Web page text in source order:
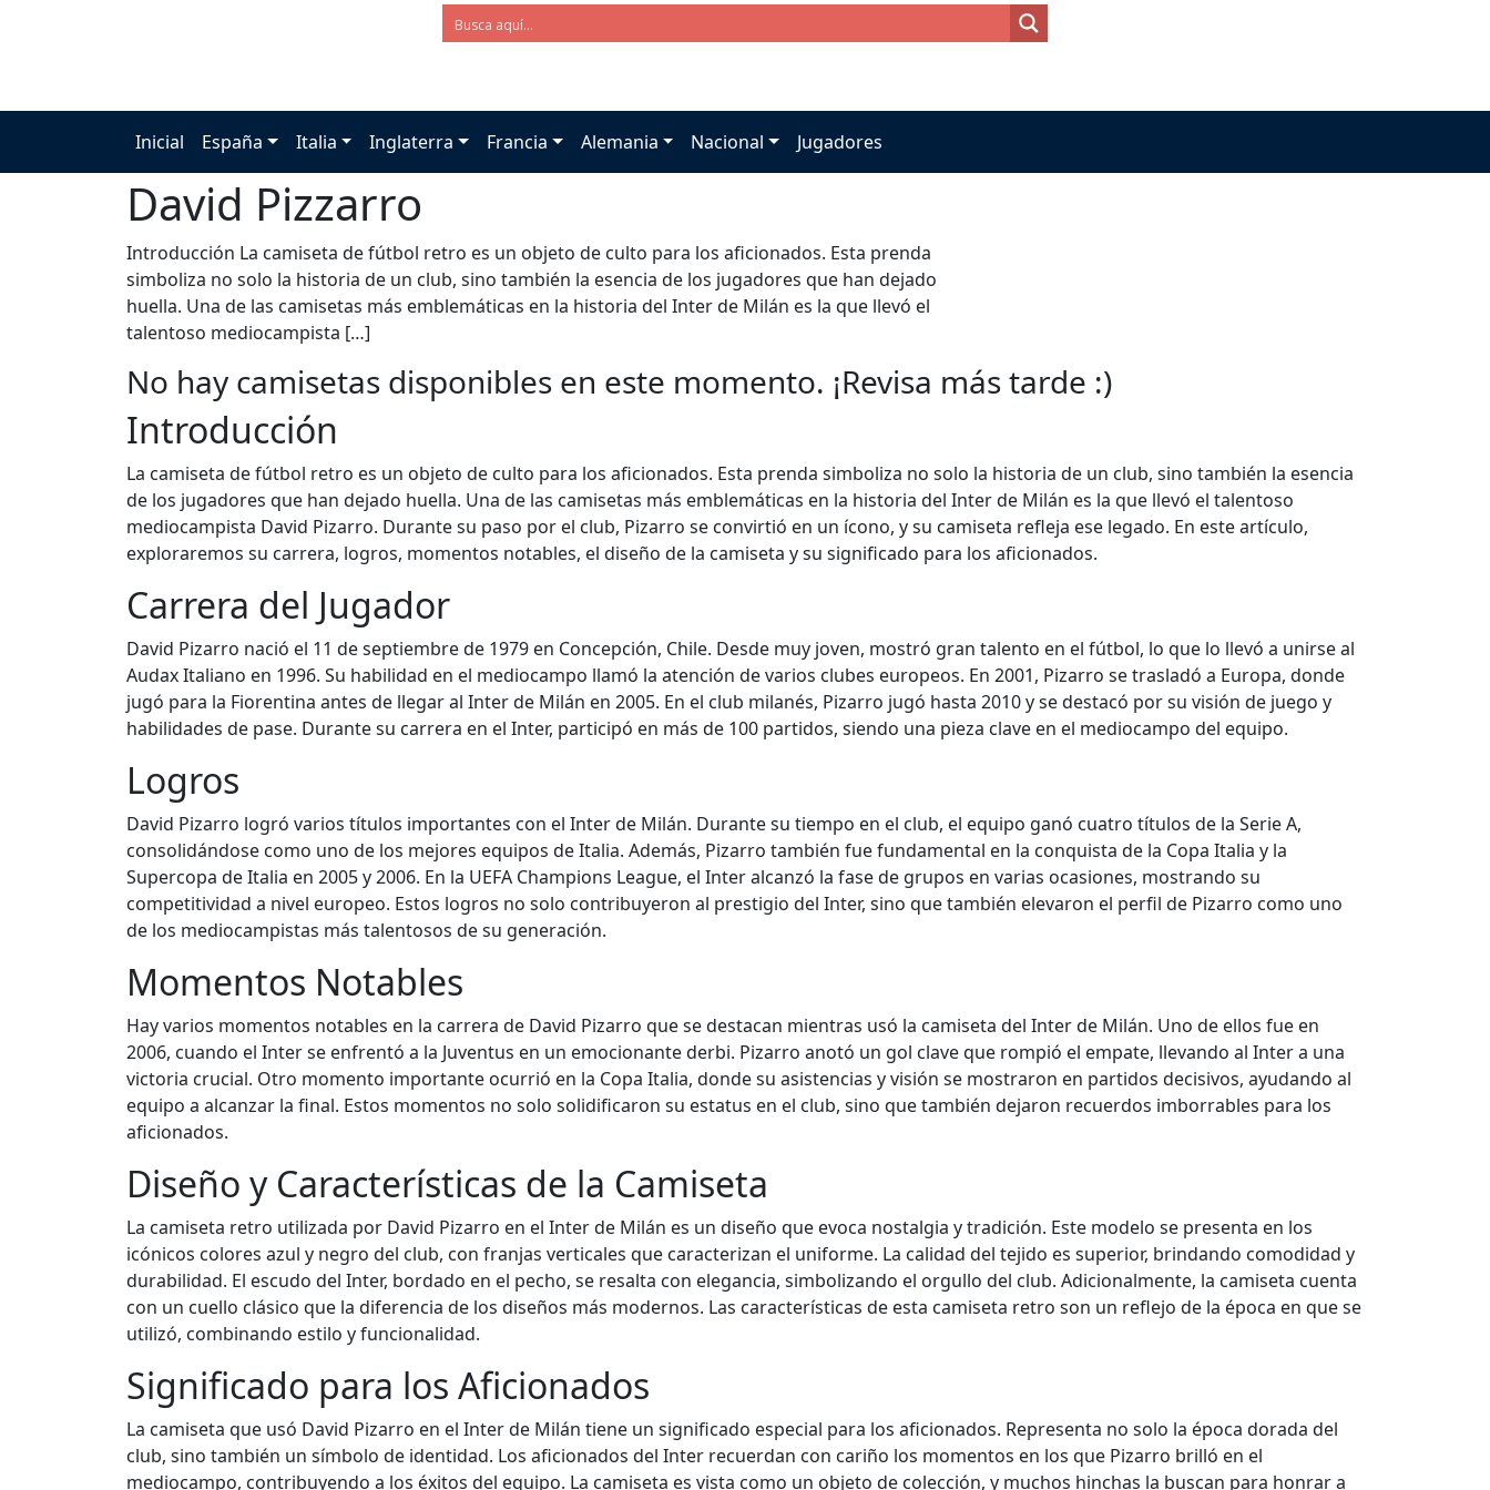
Inicial España Italia Inglaterra Francia Alemania Nacional Jugadores
David Pizzarro
Introducción La camiseta de fútbol retro es un objeto de culto para los aficionados. Esta prenda
simboliza no solo la historia de un club, sino también la esencia de los jugadores que han dejado
huella. Una de las camisetas más emblemáticas en la historia del Inter de Milán es la que llevó el
talentoso mediocampista […]
No hay camisetas disponibles en este momento. ¡Revisa más tarde :)
Introducción
La camiseta de fútbol retro es un objeto de culto para los aficionados. Esta prenda simboliza no solo la historia de un club, sino también la esencia
de los jugadores que han dejado huella. Una de las camisetas más emblemáticas en la historia del Inter de Milán es la que llevó el talentoso
mediocampista David Pizarro. Durante su paso por el club, Pizarro se convirtió en un ícono, y su camiseta refleja ese legado. En este artículo,
exploraremos su carrera, logros, momentos notables, el diseño de la camiseta y su significado para los aficionados.
Carrera del Jugador
David Pizarro nació el 11 de septiembre de 1979 en Concepción, Chile. Desde muy joven, mostró gran talento en el fútbol, lo que lo llevó a unirse al
Audax Italiano en 1996. Su habilidad en el mediocampo llamó la atención de varios clubes europeos. En 2001, Pizarro se trasladó a Europa, donde
jugó para la Fiorentina antes de llegar al Inter de Milán en 2005. En el club milanés, Pizarro jugó hasta 2010 y se destacó por su visión de juego y
habilidades de pase. Durante su carrera en el Inter, participó en más de 100 partidos, siendo una pieza clave en el mediocampo del equipo.
Logros
David Pizarro logró varios títulos importantes con el Inter de Milán. Durante su tiempo en el club, el equipo ganó cuatro títulos de la Serie A,
consolidándose como uno de los mejores equipos de Italia. Además, Pizarro también fue fundamental en la conquista de la Copa Italia y la
Supercopa de Italia en 2005 y 2006. En la UEFA Champions League, el Inter alcanzó la fase de grupos en varias ocasiones, mostrando su
competitividad a nivel europeo. Estos logros no solo contribuyeron al prestigio del Inter, sino que también elevaron el perfil de Pizarro como uno
de los mediocampistas más talentosos de su generación.
Momentos Notables
Hay varios momentos notables en la carrera de David Pizarro que se destacan mientras usó la camiseta del Inter de Milán. Uno de ellos fue en
2006, cuando el Inter se enfrentó a la Juventus en un emocionante derbi. Pizarro anotó un gol clave que rompió el empate, llevando al Inter a una
victoria crucial. Otro momento importante ocurrió en la Copa Italia, donde su asistencias y visión se mostraron en partidos decisivos, ayudando al
equipo a alcanzar la final. Estos momentos no solo solidificaron su estatus en el club, sino que también dejaron recuerdos imborrables para los
aficionados.
Diseño y Características de la Camiseta
La camiseta retro utilizada por David Pizarro en el Inter de Milán es un diseño que evoca nostalgia y tradición. Este modelo se presenta en los
icónicos colores azul y negro del club, con franjas verticales que caracterizan el uniforme. La calidad del tejido es superior, brindando comodidad y
durabilidad. El escudo del Inter, bordado en el pecho, se resalta con elegancia, simbolizando el orgullo del club. Adicionalmente, la camiseta cuenta
con un cuello clásico que la diferencia de los diseños más modernos. Las características de esta camiseta retro son un reflejo de la época en que se
utilizó, combinando estilo y funcionalidad.
Significado para los Aficionados
La camiseta que usó David Pizarro en el Inter de Milán tiene un significado especial para los aficionados. Representa no solo la época dorada del
club, sino también un símbolo de identidad. Los aficionados del Inter recuerdan con cariño los momentos en los que Pizarro brilló en el
mediocampo, contribuyendo a los éxitos del equipo. La camiseta es vista como un objeto de colección, y muchos hinchas la buscan para honrar a